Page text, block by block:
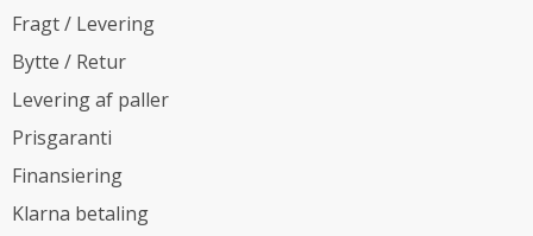
Fragt / Levering
Bytte / Retur
Levering af paller
Prisgaranti
Finansiering
Klarna betaling